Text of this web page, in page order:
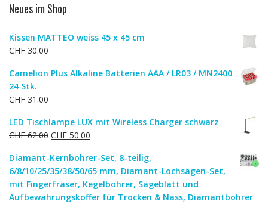
Neues im Shop
Kissen MATTEO weiss 45 x 45 cm
CHF 30.00
Camelion Plus Alkaline Batterien AAA / LR03 / MN2400
24 Stk.
CHF 31.00
LED Tischlampe LUX mit Wireless Charger schwarz
CHF62.00 Ursprünglicher
war:
CHF 62.00
CHF 50.00
ist:
CHF 50.00.
Diamant-Kernbohrer-Set, 8-teilig,
6/8/10/25/35/38/50/65 mm, Diamant-Lochsägen-Set,
mit Fingerfräser, Kegelbohrer, Sägeblatt und
Aufbewahrungskoffer für Trocken & Nass, Diamantbohrer